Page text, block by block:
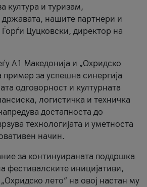
култура и туризам,
државата, нашите партнери и
Ѓорѓи Цуцковски, директор на
A1 Македонија и „Охридско
пример за успешна синергија
одговорност и културната
логистичка и техничка
достапноста до
технологијата и уметноста
начин.
за континуираната поддршка
фестивалските иницијативи,
лето“ на овој настан му